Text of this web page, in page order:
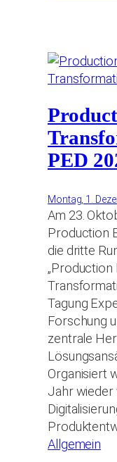
PED
Montag, 1.
Am 23.
Production
die dritte
„Production
Tagung
Forschung
zentrale
Organisiert
Jahr wieder
Allgemein